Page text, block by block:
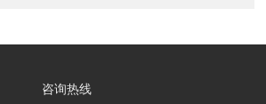
咨询热线